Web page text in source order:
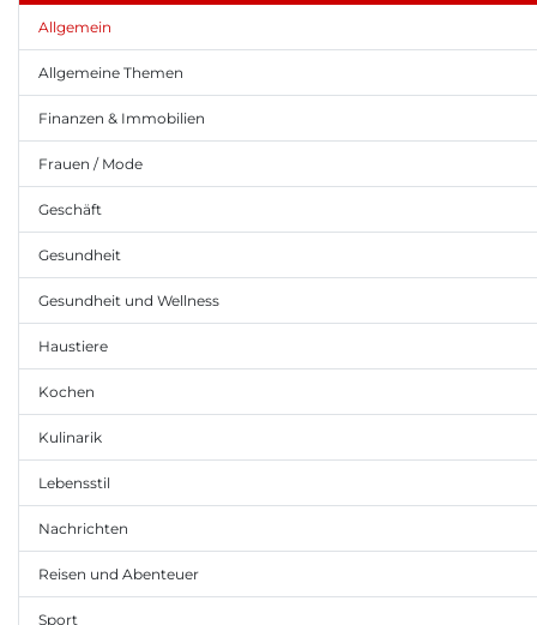
Allgemein
Allgemeine Themen
Finanzen & Immobilien
Frauen / Mode
Geschäft
Gesundheit
Gesundheit und Wellness
Haustiere
Kochen
Kulinarik
Lebensstil
Nachrichten
Reisen und Abenteuer
Sport